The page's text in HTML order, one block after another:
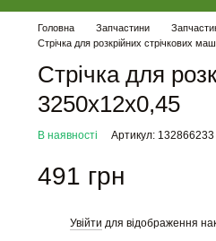
Головна Запчастини
Стрічка для розкрійних стрічкових
Стрічка для
3250х12х0,45
В наявності Артикул: 132866233
491 грн
Увійти для відображення